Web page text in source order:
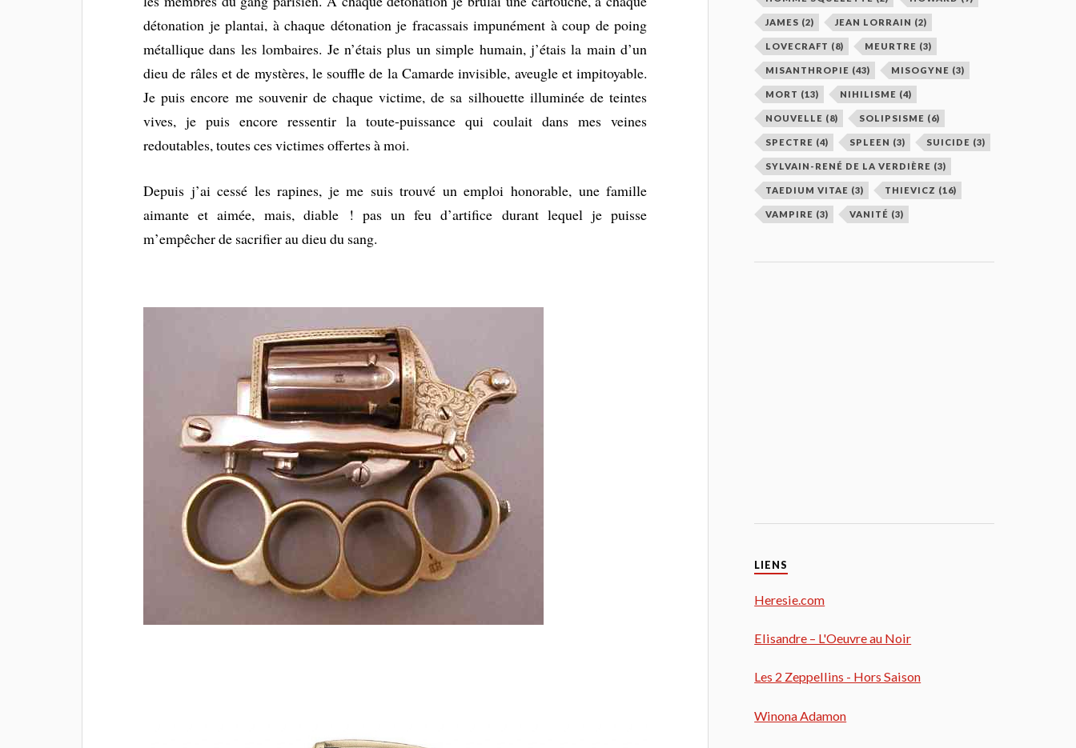
détonation je plantai, à chaque détonation je fracassais impunément à coup de poing
métallique dans les lombaires. Je n’étais plus un simple humain, j’étais la main d’un
dieu de râles et de mystères, le souffle de la Camarde invisible, aveugle et impitoyable.
Je puis encore me souvenir de chaque victime, de sa silhouette illuminée de teintes
vives, je puis encore ressentir la toute-puissance qui coulait dans mes veines
redoutables, toutes ces victimes offertes à moi.
Depuis j’ai cessé les rapines, je me suis trouvé un emploi honorable, une famille
aimante et aimée, mais, diable ! pas un feu d’artifice durant lequel je puisse
m’empêcher de sacrifier au dieu du sang.
JAMES (2) JEAN LORRAIN (2)
LOVECRAFT (8) MEURTRE (3)
MISANTHROPIE (43) MISOGYNE (3)
MORT (13) NIHILISME (4)
NOUVELLE (8) SOLIPSISME (6)
SPECTRE (4) SPLEEN (3) SUICIDE (3)
SYLVAIN-RENÉ DE LA VERDIÈRE (3)
TAEDIUM VITAE (3) THIEVICZ (16)
VAMPIRE (3) VANITÉ (3)
LIENS
Heresie.com
Elisandre – L'Oeuvre au Noir
Les 2 Zeppellins - Hors Saison
Winona Adamon